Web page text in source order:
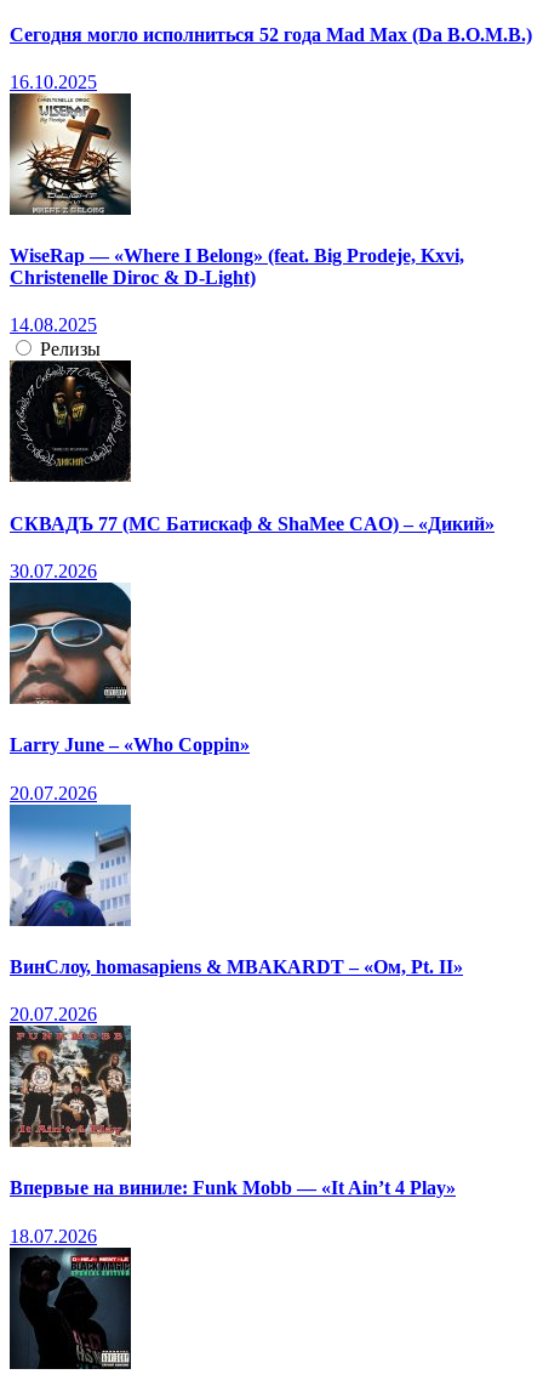
Сегодня могло исполниться 52 года Mad Max (Da B.O.M.B.)
16.10.2025
WiseRap — «Where I Belong» (feat. Big Prodeje, Kxvi,
Christenelle Diroc & D-Light)
14.08.2025
Релизы
СКВАДЪ 77 (МС Батискаф & ShaMee CAO) – «Дикий»
30.07.2026
Larry June – «Who Coppin»
20.07.2026
ВинСлоу, homasapiens & MBAKARDT – «Ом, Pt. II»
20.07.2026
Впервые на виниле: Funk Mobb — «It Ain’t 4 Play»
18.07.2026